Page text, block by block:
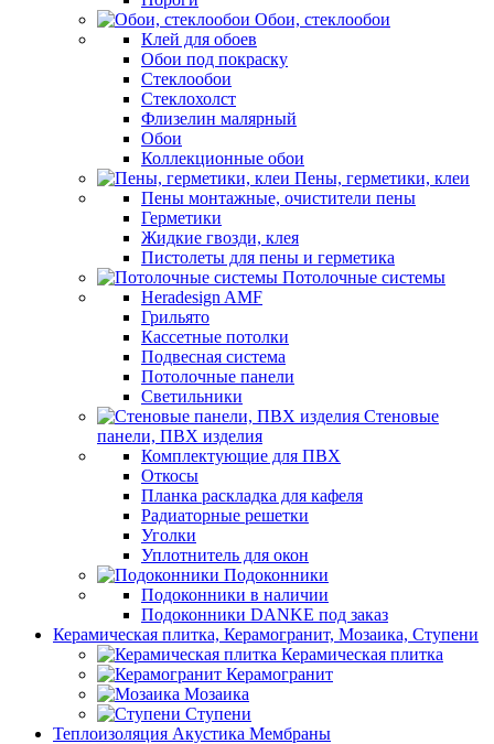
Обои, стеклообои
Клей для обоев
Обои под покраску
Стеклообои
Стеклохолст
Флизелин малярный
Обои
Коллекционные обои
Пены, герметики, клеи
Пены монтажные, очистители пены
Герметики
Жидкие гвозди, клея
Пистолеты для пены и герметика
Потолочные системы
Heradesign AMF
Грильято
Кассетные потолки
Подвесная система
Потолочные панели
Светильники
Стеновые
панели, ПВХ изделия
Комплектующие для ПВХ
Откосы
Планка раскладка для кафеля
Радиаторные решетки
Уголки
Уплотнитель для окон
Подоконники
Подоконники в наличии
Подоконники DANKE под заказ
Керамическая плитка, Керамогранит, Мозаика, Ступени
Керамическая плитка
Керамогранит
Мозаика
Ступени
Теплоизоляция Акустика Мембраны